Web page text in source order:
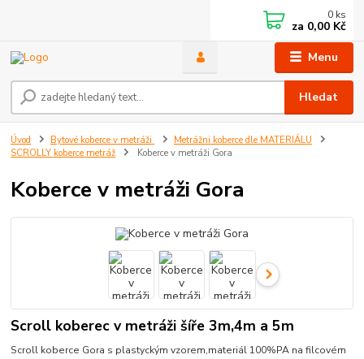
Menu
Hledat
0 ks
za 0,00 Kč
Úvod Bytové koberce v metráži
Metrážni koberce dle MATERIÁLU
SCROLLY koberce metráž
Koberce v metráži Gora
Koberce v metráži Gora
Scroll koberec v metráži šíře 3m,4m a 5m
Scroll koberce Gora s plastyckým vzorem,materiál 100%PA na filcovém